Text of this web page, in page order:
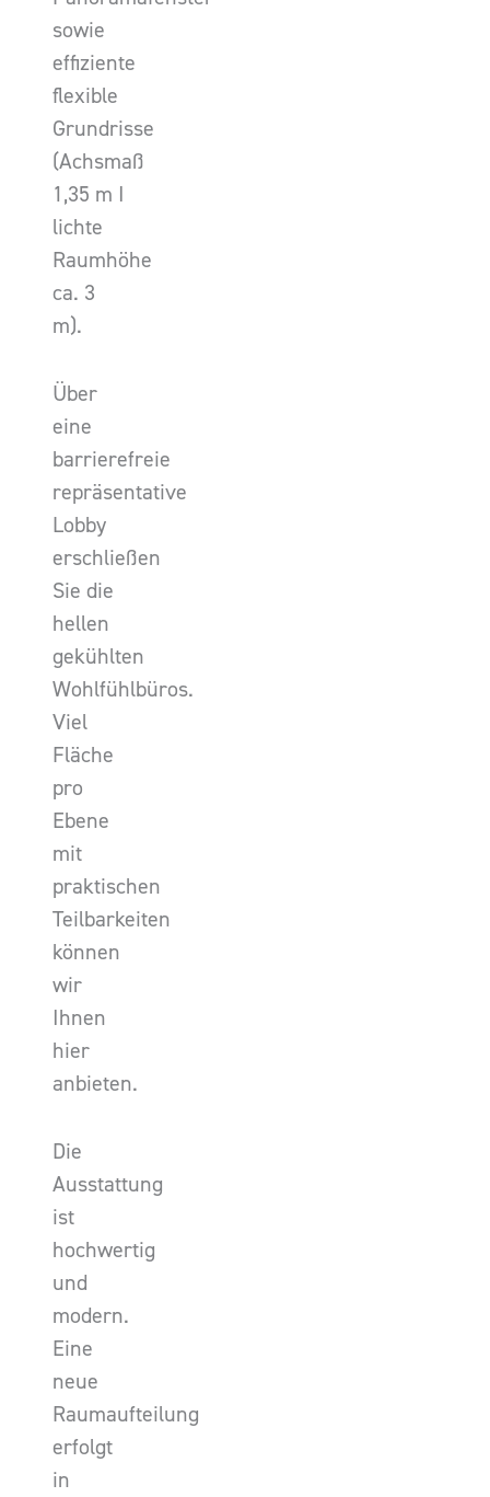
sowie
effiziente
flexible
Grundrisse
(Achsmaß
1,35 m I
lichte
Raumhöhe
ca. 3
m).
Über
eine
barrierefreie
repräsentative
Lobby
erschließen
Sie die
hellen
gekühlten
Wohlfühlbüros.
Viel
Fläche
pro
Ebene
mit
praktischen
Teilbarkeiten
können
wir
Ihnen
hier
anbieten.
Die
Ausstattung
ist
hochwertig
und
modern.
Eine
neue
Raumaufteilung
erfolgt
in